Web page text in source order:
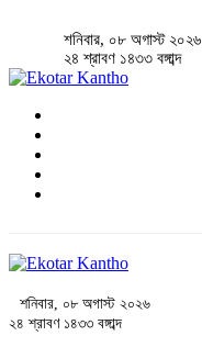
শনিবার, ০৮ অগাস্ট ২০২৬
২৪ শ্রাবণ ১৪৩৩ বঙ্গাব্দ
শনিবার, ০৮ অগাস্ট ২০২৬
২৪ শ্রাবণ ১৪৩৩ বঙ্গাব্দ